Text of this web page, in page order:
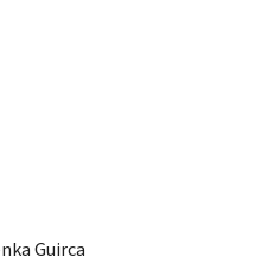
Guirca